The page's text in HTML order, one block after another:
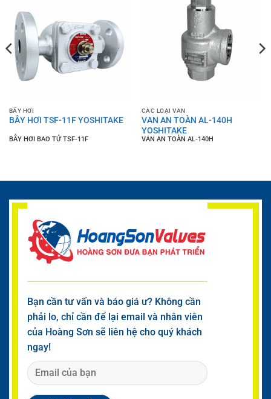
BẪY HƠI
BẪY HƠI TSF-11F YOSHITAKE
BẪY HƠI BAO TỬ TSF-11F
CÁC LOẠI VAN
VAN AN TOÀN AL-140H
YOSHITAKE
VAN AN TOÀN AL-140H
Bạn cần tư vấn và báo giá ư? Không cần
phải lo, chỉ cần để lại email và nhân viên
của Hoàng Sơn sẽ liên hệ cho quý khách
ngay!